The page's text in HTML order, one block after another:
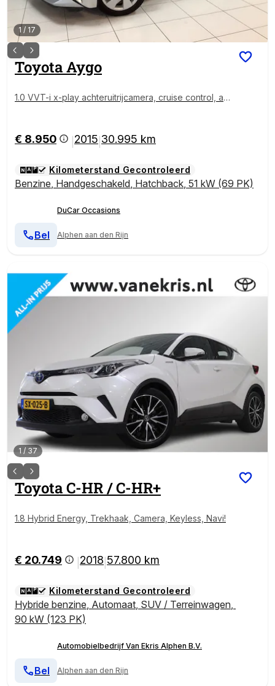
1 / 17
ToyotaAygo
1.0 VVT-i x-play achteruitrijcamera, cruise control, air
€ 8.950 2015 30.995 km
Kilometerstand Gecontroleerd
Benzine, Handgeschakeld, Hatchback, 51 kW (69 PK)
DuCar Occasions
Alphen aan den Rijn
Bel
1 / 37
ToyotaC-HR / C-HR+
1.8 Hybrid Energy, Trekhaak, Camera, Keyless, Navi!
€ 20.749 2018 57.800 km
Kilometerstand Gecontroleerd
Hybride benzine, Automaat, SUV / Terreinwagen,
90 kW (123 PK)
Automobielbedrijf Van Ekris Alphen B.V.
Alphen aan den Rijn
Bel